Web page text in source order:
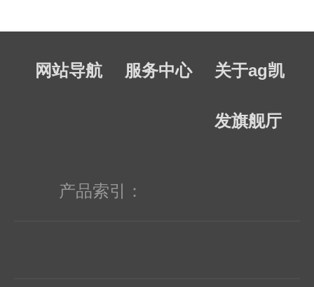
（阻）、特殊传感器，承接传感器应用
电路、产品设计和自动化工程项目。
用电路（asic）开发、配套，承接定制
网站导航 服务中心 关于ag凯
发旗舰厅
产品索引：